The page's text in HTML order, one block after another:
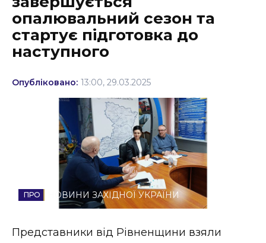
Освіта
Події
Політика
Стиль життя
Втрачений Ужгород
опалювальний сезон та
стартує підготовка до
наступного
Опубліковано: 13:00, 29.03.2025
НОВИНИ ЗАХІДНОЇ УКРАЇНИ
Представники від Рівненщини взяли